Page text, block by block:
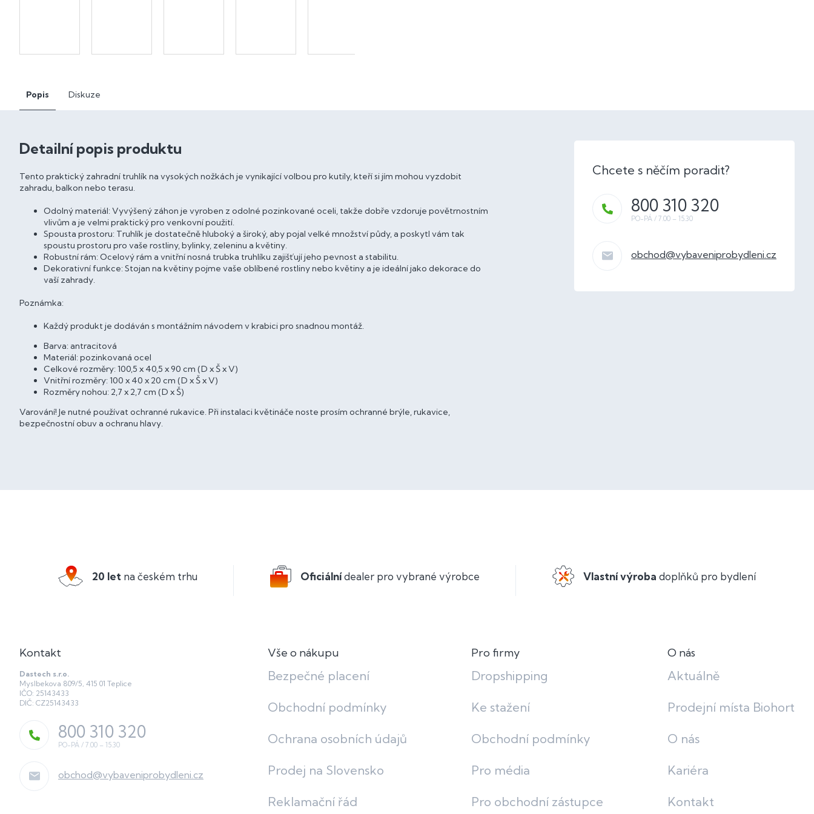
Popis Diskuze
Detailní popis produktu
Tento praktický zahradní truhlík na vysokých nožkách je vynikající volbou pro kutily, kteří si jím mohou vyzdobit
zahradu, balkon nebo terasu.
Odolný materiál: Vyvýšený záhon je vyroben z odolné pozinkované oceli, takže dobře vzdoruje povětrnostním
vlivům a je velmi praktický pro venkovní použití.
Spousta prostoru: Truhlík je dostatečně hluboký a široký, aby pojal velké množství půdy, a poskytl vám tak
spoustu prostoru pro vaše rostliny, bylinky, zeleninu a květiny.
Robustní rám: Ocelový rám a vnitřní nosná trubka truhlíku zajišťují jeho pevnost a stabilitu.
Dekorativní funkce: Stojan na květiny pojme vaše oblíbené rostliny nebo květiny a je ideální jako dekorace do
vaší zahrady.
Poznámka:
Každý produkt je dodáván s montážním návodem v krabici pro snadnou montáž.
Barva: antracitová
Materiál: pozinkovaná ocel
Celkové rozměry: 100,5 x 40,5 x 90 cm (D x Š x V)
Vnitřní rozměry: 100 x 40 x 20 cm (D x Š x V)
Rozměry nohou: 2,7 x 2,7 cm (D x Š)
Varování! Je nutné používat ochranné rukavice. Při instalaci květináče noste prosím ochranné brýle, rukavice,
bezpečnostní obuv a ochranu hlavy.
obchod@vybaveniprobydleni.cz
800 310 320
20 let na českém trhu Oficiálnídealer pro vybrané výrobce Vlastní výroba doplňků pro bydlení
Kontakt
Dastech s.r.o.
Myslbekova 809/5, 415 01 Teplice
IČO: 25143433
DIČ: CZ25143433
obchod@vybaveniprobydleni.cz
800 310 320
Vše o nákupu
Bezpečné placení
Obchodní podmínky
Ochrana osobních údajů
Prodej na Slovensko
Reklamační řád
Pro firmy
Dropshipping
Ke stažení
Obchodní podmínky
Pro média
Pro obchodní zástupce
O nás
Aktuálně
Prodejní místa Biohort
O nás
Kariéra
Kontakt